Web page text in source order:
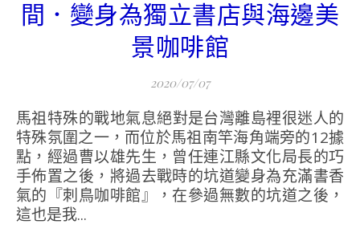
間．變身為獨立書店與海邊美
景咖啡館
2020/07/07
馬祖特殊的戰地氣息絕對是台灣離島裡很迷人的
特殊氛圍之一，而位於馬祖南竿海角端旁的12據
點，經過曹以雄先生，曾任連江縣文化局長的巧
手佈置之後，將過去戰時的坑道變身為充滿書香
氣的『刺鳥咖啡館』，在參過無數的坑道之後，
這也是我...